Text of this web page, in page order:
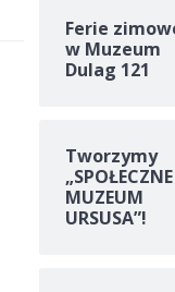
Ferie
w Muzeum
Dulag 121
Tworzymy
„SPOŁECZNE
MUZEUM
URSUSA”!